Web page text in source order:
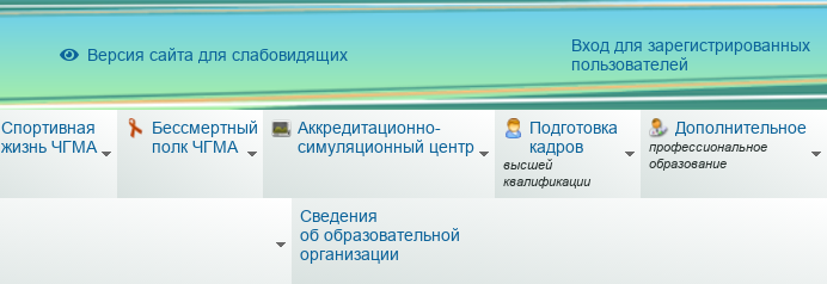
Версия сайта для слабовидящих
Вход для зарегистрированных
пользователей
Спортивная
жизнь ЧГМА
Бессмертный
полк ЧГМА
Аккредитационно-
симуляционный центр
Подготовка
кадров
высшей
квалификации
Дополнительное
профессиональное
образование
Сведения
об образовательной
организации